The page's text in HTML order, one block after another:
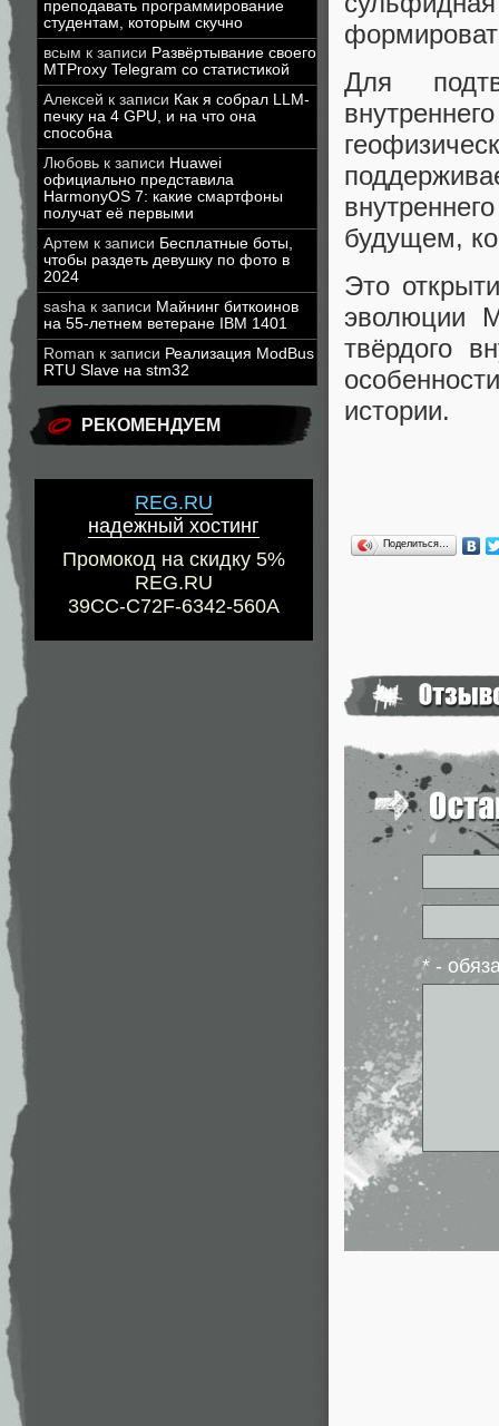
преподавать программирование
студентам, которым скучно
всым к записи Развёртывание своего
MTProxy Telegram со статистикой
Алексей к записи Как я собрал LLM-
печку на 4 GPU, и на что она
способна
Любовь к записи Huawei
официально представила
HarmonyOS 7: какие смартфоны
получат её первыми
Артем к записи Бесплатные боты,
чтобы раздеть девушку по фото в
2024
sasha к записи Майнинг биткоинов
на 55-летнем ветеране IBM 1401
Roman к записи Реализация ModBus
RTU Slave на stm32
РЕКОМЕНДУЕМ
REG.RU
надежный хостинг
Промокод на скидку 5%
REG.RU
39CC-C72F-6342-560A
Для
будущем,
Это
эволюции
твёрдого
истории.
Поделиться…
* -